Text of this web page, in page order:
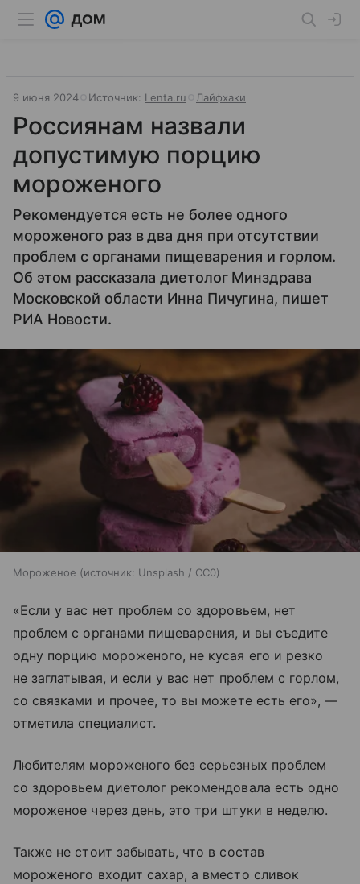
9 июня 2024 Источник: Lenta.ru Лайфхаки
Россиянам назвали
допустимую порцию
мороженого
Рекомендуется есть не более одного
мороженого раз в два дня при отсутствии
проблем с органами пищеварения и горлом.
Об этом рассказала диетолог Минздрава
Московской области Инна Пичугина, пишет
РИА Новости.
Мороженое источник: Unsplash / CC0
«Если у вас нет проблем со здоровьем, нет
проблем с органами пищеварения, и вы съедите
одну порцию мороженого, не кусая его и резко
не заглатывая, и если у вас нет проблем с горлом,
со связками и прочее, то вы можете есть его», —
отметила специалист.
Любителям мороженого без серьезных проблем
со здоровьем диетолог рекомендовала есть одно
мороженое через день, это три штуки в неделю.
Также не стоит забывать, что в состав
мороженого входит сахар, а вместо сливок